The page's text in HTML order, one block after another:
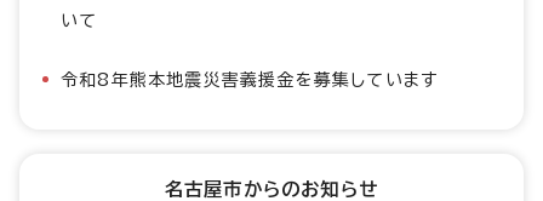
いて
令和8年熊本地震災害義援金を募集しています
名古屋市からのお知らせ